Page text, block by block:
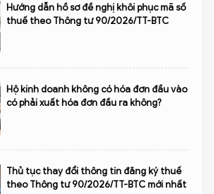
Hướng dẫn hồ sơ đề nghị khôi phục mã số
thuế theo Thông tư 90/2026/TT-BTC
Hộ kinh doanh không có hóa đơn đầu vào
có phải xuất hóa đơn đầu ra không?
Thủ tục thay đổi thông tin đăng ký thuế
theo Thông tư 90/2026/TT-BTC mới nhất